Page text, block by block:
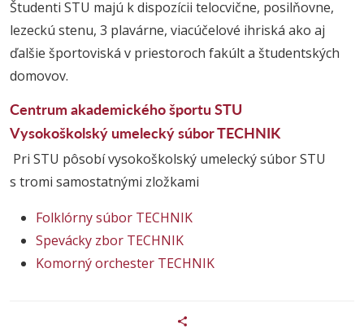
Študenti STU majú k dispozícii telocvične, posilňovne,
lezeckú stenu, 3 plavárne, viacúčelové ihriská ako aj
ďalšie športoviská v priestoroch fakúlt a študentských
domovov.
Centrum akademického športu STU
Vysokoškolský umelecký súbor TECHNIK
Pri STU pôsobí vysokoškolský umelecký súbor STU
s tromi samostatnými zložkami
Folklórny súbor TECHNIK
Spevácky zbor TECHNIK
Komorný orchester TECHNIK